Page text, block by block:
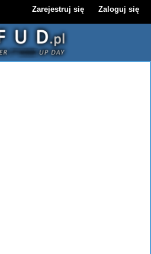
Zarejestruj się Zaloguj się